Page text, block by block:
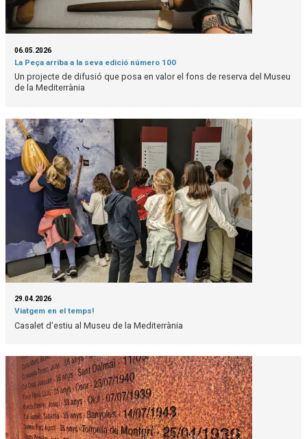
06.05.2026
La Peça arriba a la seva edició número 100
Un projecte de difusió que posa en valor el fons de reserva del Museu
de la Mediterrània
29.04.2026
Viatgem en el temps!
Casalet d'estiu al Museu de la Mediterrània